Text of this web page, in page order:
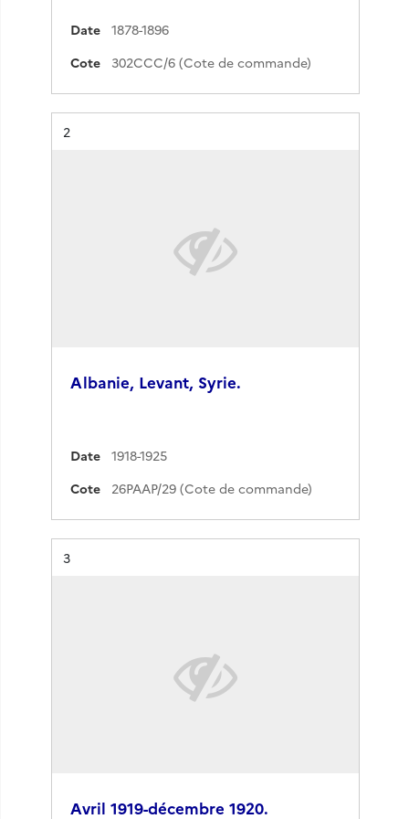
Date
1878-1896
Cote
302CCC/6 (Cote de commande)
Résultat n°
2
Albanie, Levant, Syrie.
Date
1918-1925
Cote
26PAAP/29 (Cote de commande)
Résultat n°
3
Avril 1919-décembre 1920.